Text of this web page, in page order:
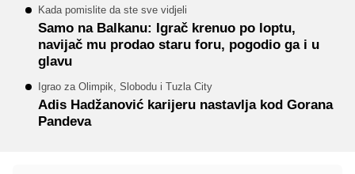
Kada pomislite da ste sve vidjeli
Samo na Balkanu: Igrač krenuo po loptu,
navijač mu prodao staru foru, pogodio ga i u
glavu
Igrao za Olimpik, Slobodu i Tuzla City
Adis Hadžanović karijeru nastavlja kod Gorana
Pandeva